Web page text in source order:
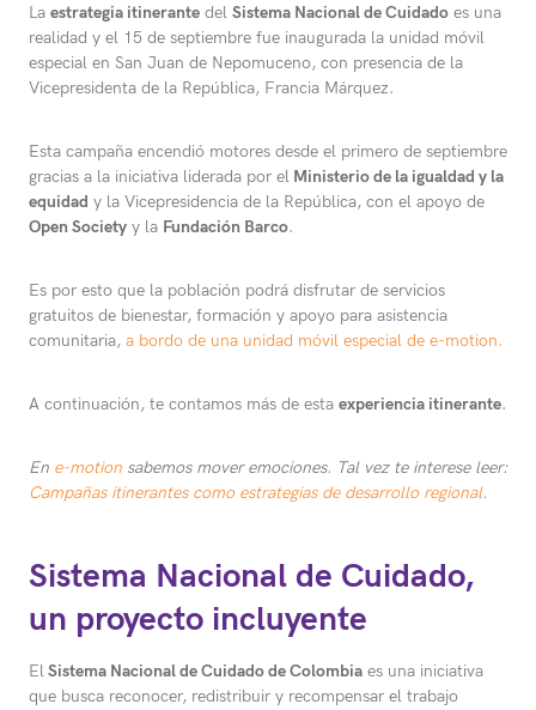
La estrategia itinerante del Sistema Nacional de Cuidado es una
realidad y el 15 de septiembre fue inaugurada la unidad móvil
especial en San Juan de Nepomuceno, con presencia de la
Vicepresidenta de la República, Francia Márquez.
Esta campaña encendió motores desde el primero de septiembre
gracias a la iniciativa liderada por el Ministerio de la igualdad y la
equidad y la Vicepresidencia de la República, con el apoyo de
Open Society y la Fundación Barco.
Es por esto que la población podrá disfrutar de servicios
gratuitos de bienestar, formación y apoyo para asistencia
comunitaria, a bordo de una unidad móvil especial de e-motion.
A continuación, te contamos más de esta experiencia itinerante.
En e-motion sabemos mover emociones. Tal vez te interese leer:
Campañas itinerantes como estrategias de desarrollo regional.
Sistema Nacional de Cuidado,
un proyecto incluyente
ElSistema Nacional de Cuidado de Colombia es una iniciativa
que busca reconocer, redistribuir y recompensar el trabajo